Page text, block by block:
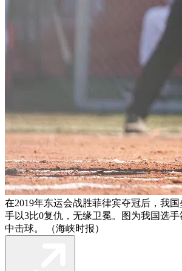
在2019年东运会战胜菲律宾夺冠后，我
手以3比0复仇，无缘卫冕。图为我国选
中击球。 （海峡时报）